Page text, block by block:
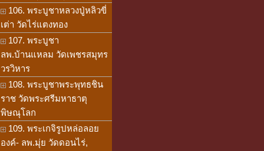
106. พระบูชาหลวงปู่หลิวขี่
เต่า วัดไร่แตงทอง
107. พระบูชา
ลพ.บ้านแหลม วัดเพชรสมุทร
วรวิหาร
108. พระบูชาพระพุทธชิน
ราช วัดพระศรีมหาธาตุ
พิษณุโลก
109. พระเกจิรูปหล่อลอย
องค์- ลพ.มุ่ย วัดดอนไร่,